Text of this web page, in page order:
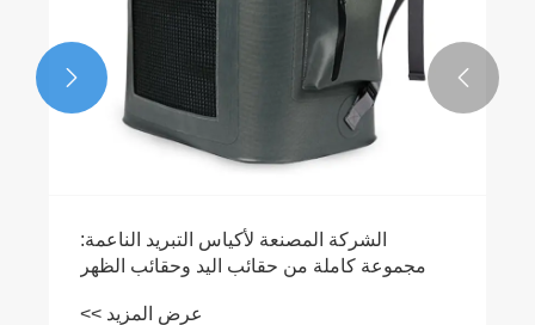
حقيبة ظهر تبريد مقاومة للماء مقابل حقيبة ظهر
تبريد قياسية
عرض المزيد >>

